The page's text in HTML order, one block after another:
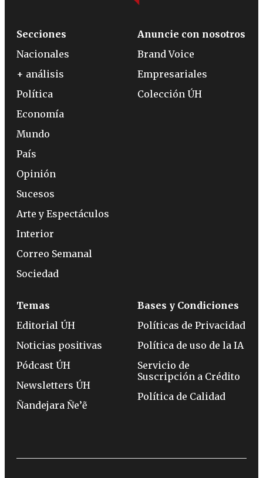
Secciones
Nacionales
+ análisis
Política
Economía
Mundo
País
Opinión
Sucesos
Arte y Espectáculos
Interior
Correo Semanal
Sociedad
Anuncie con nosotros
Brand Voice
Empresariales
Colección ÚH
Temas
Editorial ÚH
Noticias positivas
Pódcast ÚH
Newsletters ÚH
Ñandejara Ñe’ẽ
Bases y Condiciones
Políticas de Privacidad
Política de uso de la IA
Servicio de
Suscripción a Crédito
Política de Calidad